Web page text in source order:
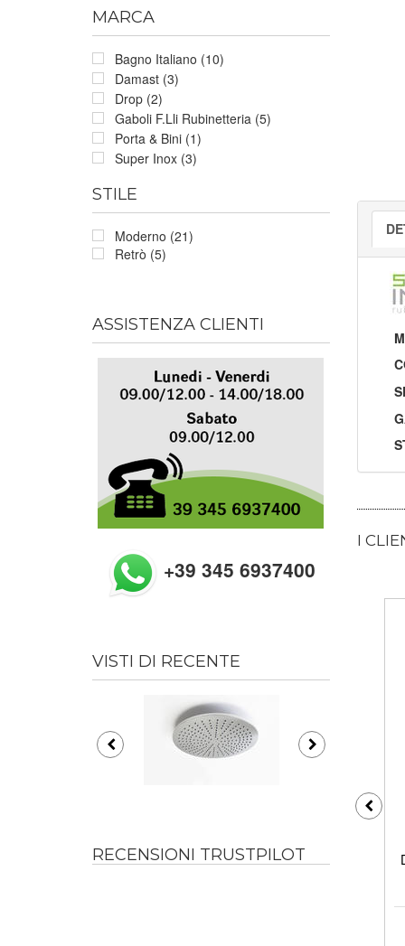
MARCA
Bagno Italiano (10)
Damast (3)
Drop (2)
Gaboli F.Lli Rubinetteria (5)
Porta & Bini (1)
Super Inox (3)
STILE
Moderno (21)
Retrò (5)
ASSISTENZA CLIENTI
+39 345 6937400
VISTI DI RECENTE
RECENSIONI TRUSTPILOT
I